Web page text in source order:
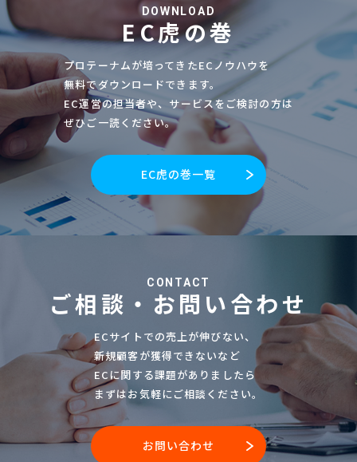
DOWNLOAD
EC虎の巻
プロテーナムが培ってきたECノウハウを
無料でダウンロードできます。
EC運営の担当者や、サービスをご検討の方は
ぜひご一読ください。
EC虎の巻一覧
CONTACT
ご相談・お問い合わせ
ECサイトでの売上が伸びない、
新規顧客が獲得できないなど
ECに関する課題がありましたら
まずはお気軽にご相談ください。
お問い合わせ